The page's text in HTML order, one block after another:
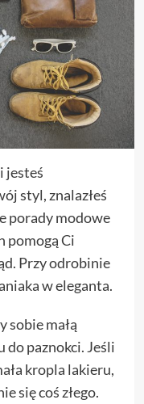
jesteś
styl, znalazłeś
porady modowe
pomogą Ci
Przy odrobinie
w eleganta.
sobie małą
do paznokci. Jeśli
kropla lakieru,
się coś złego.